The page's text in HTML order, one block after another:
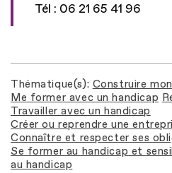
Tél : 06 21 65 41 96
Thématique(s) Construire
Me former avec un handicap
Travailler avec un handicap
Créer ou reprendre une
Connaître et respecter ses
Se former au handicap et
au handicap